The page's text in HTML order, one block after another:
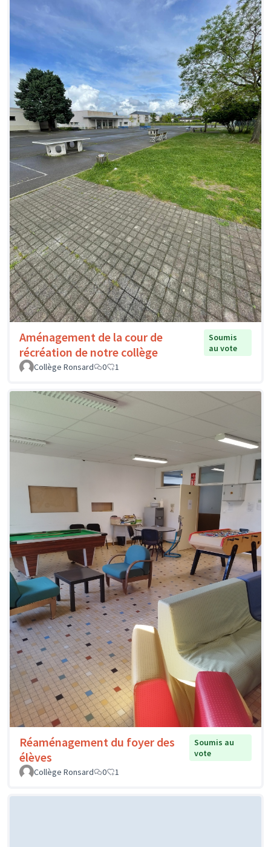
Aménagement de la cour de
récréation de notre collège
Soumis
au vote
Collège Ronsard
0 1
Réaménagement du foyer des
élèves
Soumis au
vote
Collège Ronsard
0 1